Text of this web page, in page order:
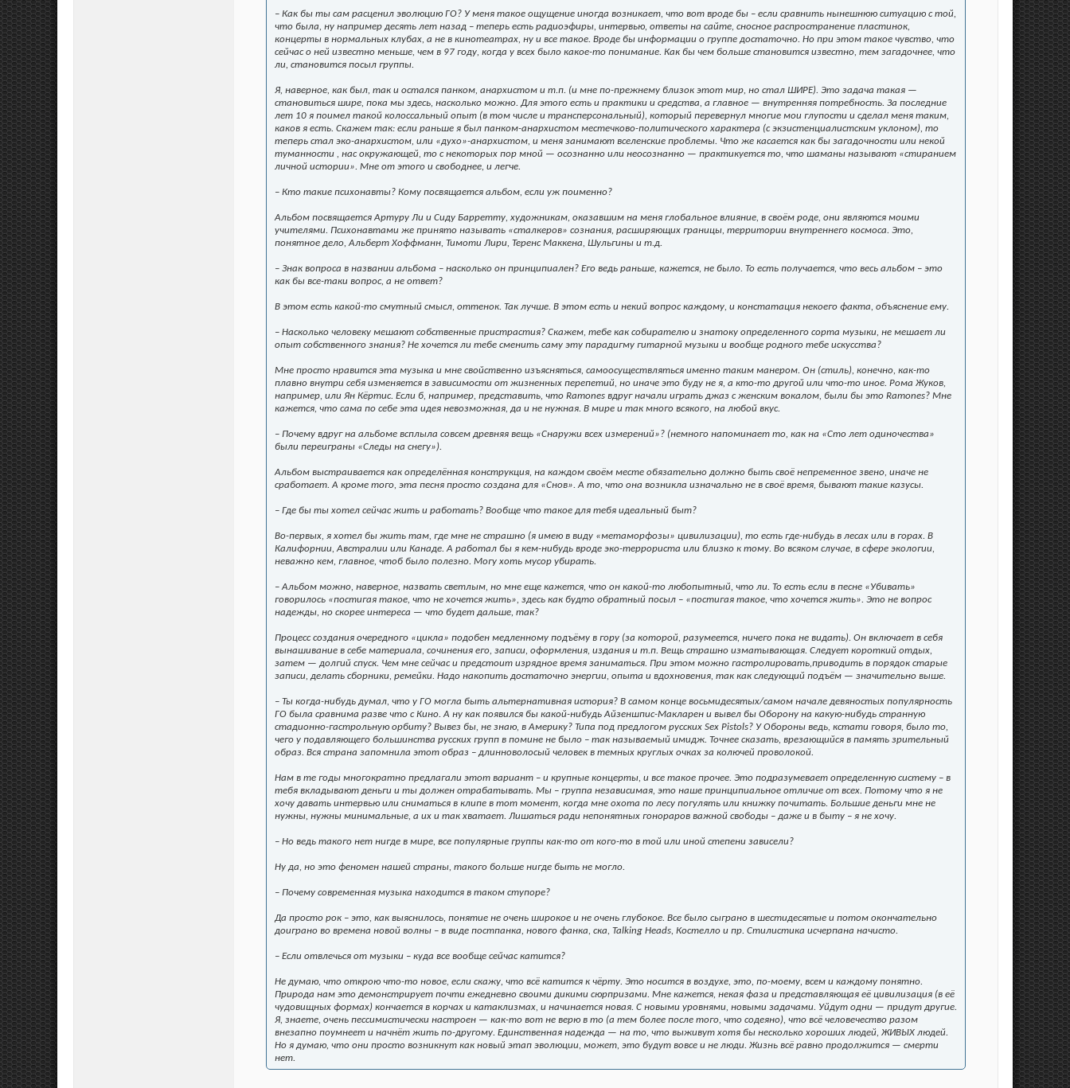
– Как бы ты сам расценил эволюцию ГО? У меня такое ощущение иногда возникает, что вот вроде бы – если сравнить нынешнюю ситуацию с той,
что была, ну например десять лет назад – теперь есть радиоэфиры, интервью, ответы на сайте, сносное распространение пластинок,
концерты в нормальных клубах, а не в кинотеатрах, ну и все такое. Вроде бы информации о группе достаточно. Но при этом такое чувство, что
сейчас о ней известно меньше, чем в 97 году, когда у всех было какое-то понимание. Как бы чем больше становится известно, тем загадочнее, что
ли, становится посыл группы.
Я, наверное, как был, так и остался панком, анархистом и т.п. (и мне по-прежнему близок этот мир, но стал ШИРЕ). Это задача такая —
становиться шире, пока мы здесь, насколько можно. Для этого есть и практики и средства, а главное — внутренняя потребность. За последние
лет 10 я поимел такой колоссальный опыт (в том числе и трансперсональный), который перевернул многие мои глупости и сделал меня таким,
каков я есть. Скажем так: если раньше я был панком-анархистом местечково-политического характера (с экзистенциалистским уклоном), то
теперь стал эко-анархистом, или «духо»-анархистом, и меня занимают вселенские проблемы. Что же касается как бы загадочности или некой
туманности , нас окружающей, то с некоторых пор мной — осознанно или неосознанно — практикуется то, что шаманы называют «стиранием
личной истории». Мне от этого и свободнее, и легче.
– Кто такие психонавты? Кому посвящается альбом, если уж поименно?
Альбом посвящается Артуру Ли и Сиду Барретту, художникам, оказавшим на меня глобальное влияние, в своём роде, они являются моими
учителями. Психонавтами же принято называть «сталкеров» сознания, расширяющих границы, территории внутреннего космоса. Это,
понятное дело, Альберт Хоффманн, Тимоти Лири, Теренс Маккена, Шульгины и т.д.
– Знак вопроса в названии альбома – насколько он принципиален? Его ведь раньше, кажется, не было. То есть получается, что весь альбом – это
как бы все-таки вопрос, а не ответ?
В этом есть какой-то смутный смысл, оттенок. Так лучше. В этом есть и некий вопрос каждому, и констатация некоего факта, объяснение ему.
– Насколько человеку мешают собственные пристрастия? Скажем, тебе как собирателю и знатоку определенного сорта музыки, не мешает ли
опыт собственного знания? Не хочется ли тебе сменить саму эту парадигму гитарной музыки и вообще родного тебе искусства?
Мне просто нравится эта музыка и мне свойственно изъясняться, самоосуществляться именно таким манером. Он (стиль), конечно, как-то
плавно внутри себя изменяется в зависимости от жизненных перепетий, но иначе это буду не я, а кто-то другой или что-то иное. Рома Жуков,
например, или Ян Кёртис. Если б, например, представить, что Ramones вдруг начали играть джаз с женским вокалом, были бы это Ramones? Мне
кажется, что сама по себе эта идея невозможная, да и не нужная. В мире и так много всякого, на любой вкус.
– Почему вдруг на альбоме всплыла совсем древняя вещь «Снаружи всех измерений»? (немного напоминает то, как на «Сто лет одиночества»
были переиграны «Следы на снегу»).
Альбом выстраивается как определённая конструкция, на каждом своём месте обязательно должно быть своё непременное звено, иначе не
сработает. А кроме того, эта песня просто создана для «Снов». А то, что она возникла изначально не в своё время, бывают такие казусы.
– Где бы ты хотел сейчас жить и работать? Вообще что такое для тебя идеальный быт?
Во-первых, я хотел бы жить там, где мне не страшно (я имею в виду «метаморфозы» цивилизации), то есть где-нибудь в лесах или в горах. В
Калифорнии, Австралии или Канаде. А работал бы я кем-нибудь вроде эко-террориста или близко к тому. Во всяком случае, в сфере экологии,
неважно кем, главное, чтоб было полезно. Могу хоть мусор убирать.
– Альбом можно, наверное, назвать светлым, но мне еще кажется, что он какой-то любопытный, что ли. То есть если в песне «Убивать»
говорилось «постигая такое, что не хочется жить», здесь как будто обратный посыл – «постигая такое, что хочется жить». Это не вопрос
надежды, но скорее интереса — что будет дальше, так?
Процесс создания очередного «цикла» подобен медленному подъёму в гору (за которой, разумеется, ничего пока не видать). Он включает в себя
вынашивание в себе материала, сочинения его, записи, оформления, издания и т.п. Вещь страшно изматывающая. Следует короткий отдых,
затем — долгий спуск. Чем мне сейчас и предстоит изрядное время заниматься. При этом можно гастролировать,приводить в порядок старые
записи, делать сборники, ремейки. Надо накопить достаточно энергии, опыта и вдохновения, так как следующий подъём — значительно выше.
– Ты когда-нибудь думал, что у ГО могла быть альтернативная история? В самом конце восьмидесятых/самом начале девяностых популярность
ГО была сравнима разве что с Кино. А ну как появился бы какой-нибудь Айзеншпис-Макларен и вывел бы Оборону на какую-нибудь странную
стадионно-гастрольную орбиту? Вывез бы, не знаю, в Америку? Типа под предлогом русских Sex Pistols? У Обороны ведь, кстати говоря, было то,
чего у подавляющего большинства русских групп в помине не было – так называемый имидж. Точнее сказать, врезающийся в память зрительный
образ. Вся страна запомнила этот образ – длинноволосый человек в темных круглых очках за колючей проволокой.
Нам в те годы многократно предлагали этот вариант – и крупные концерты, и все такое прочее. Это подразумевает определенную систему – в
тебя вкладывают деньги и ты должен отрабатывать. Мы – группа независимая, это наше принципиальное отличие от всех. Потому что я не
хочу давать интервью или сниматься в клипе в тот момент, когда мне охота по лесу погулять или книжку почитать. Большие деньги мне не
нужны, нужны минимальные, а их и так хватает. Лишаться ради непонятных гонораров важной свободы – даже и в быту – я не хочу.
– Но ведь такого нет нигде в мире, все популярные группы как-то от кого-то в той или иной степени зависели?
Ну да, но это феномен нашей страны, такого больше нигде быть не могло.
– Почему современная музыка находится в таком ступоре?
Да просто рок – это, как выяснилось, понятие не очень широкое и не очень глубокое. Все было сыграно в шестидесятые и потом окончательно
доиграно во времена новой волны – в виде постпанка, нового фанка, ска, Talking Heads, Костелло и пр. Стилистика исчерпана начисто.
– Если отвлечься от музыки – куда все вообще сейчас катится?
Не думаю, что открою что-то новое, если скажу, что всё катится к чёрту. Это носится в воздухе, это, по-моему, всем и каждому понятно.
Природа нам это демонстрирует почти ежедневно своими дикими сюрпризами. Мне кажется, некая фаза и представляющая её цивилизация (в её
чудовищных формах) кончается в корчах и катаклизмах, и начинается новая. С новыми уровнями, новыми задачами. Уйдут одни — придут другие.
Я, знаете, очень пессимистически настроен — как-то вот не верю в то (а тем более после того, что содеяно), что всё человечество разом
внезапно поумнеет и начнёт жить по-другому. Единственная надежда — на то, что выживут хотя бы несколько хороших людей, ЖИВЫХ людей.
Но я думаю, что они просто возникнут как новый этап эволюции, может, это будут вовсе и не люди. Жизнь всё равно продолжится — смерти
нет.